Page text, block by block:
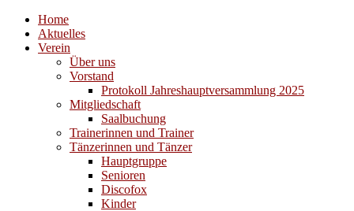
Home
Aktuelles
Verein
Über uns
Vorstand
Protokoll Jahreshauptversammlung 2025
Mitgliedschaft
Saalbuchung
Trainerinnen und Trainer
Tänzerinnen und Tänzer
Hauptgruppe
Senioren
Discofox
Kinder